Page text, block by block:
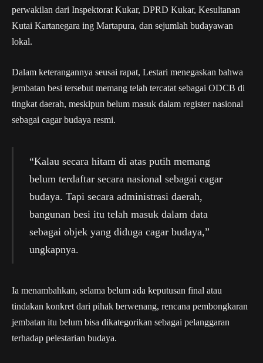
perwakilan dari Inspektorat Kukar, DPRD Kukar, Kesultanan
Kutai Kartanegara ing Martapura, dan sejumlah budayawan
lokal.
Dalam keterangannya seusai rapat, Lestari menegaskan bahwa
jembatan besi tersebut memang telah tercatat sebagai ODCB di
tingkat daerah, meskipun belum masuk dalam register nasional
sebagai cagar budaya resmi.
“Kalau secara hitam di atas putih memang
belum terdaftar secara nasional sebagai cagar
budaya. Tapi secara administrasi daerah,
bangunan besi itu telah masuk dalam data
sebagai objek yang diduga cagar budaya,”
ungkapnya.
Ia menambahkan, selama belum ada keputusan final atau
tindakan konkret dari pihak berwenang, rencana pembongkaran
jembatan itu belum bisa dikategorikan sebagai pelanggaran
terhadap pelestarian budaya.